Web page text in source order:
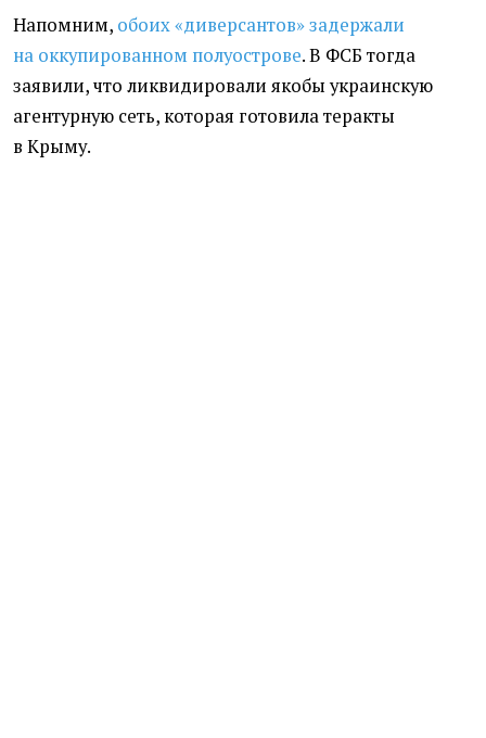
Напомним, обоих«диверсантов» задержали
на оккупированном полуострове. В ФСБ тогда
заявили, что ликвидировали якобы украинскую
агентурную сеть, которая готовила теракты
в Крыму.